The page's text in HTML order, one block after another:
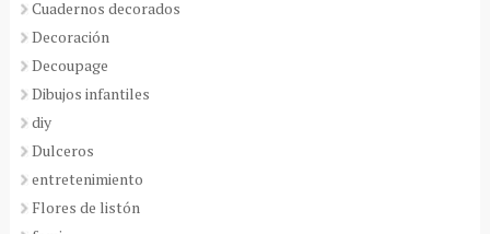
Cuadernos decorados
Decoración
Decoupage
Dibujos infantiles
diy
Dulceros
entretenimiento
Flores de listón